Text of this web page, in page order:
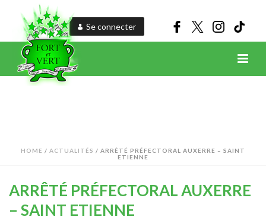
Se connecter
HOME / ACTUALITÉS / ARRÊTÉ PRÉFECTORAL AUXERRE – SAINT
ETIENNE
ARRÊTÉ PRÉFECTORAL AUXERRE
– SAINT ETIENNE